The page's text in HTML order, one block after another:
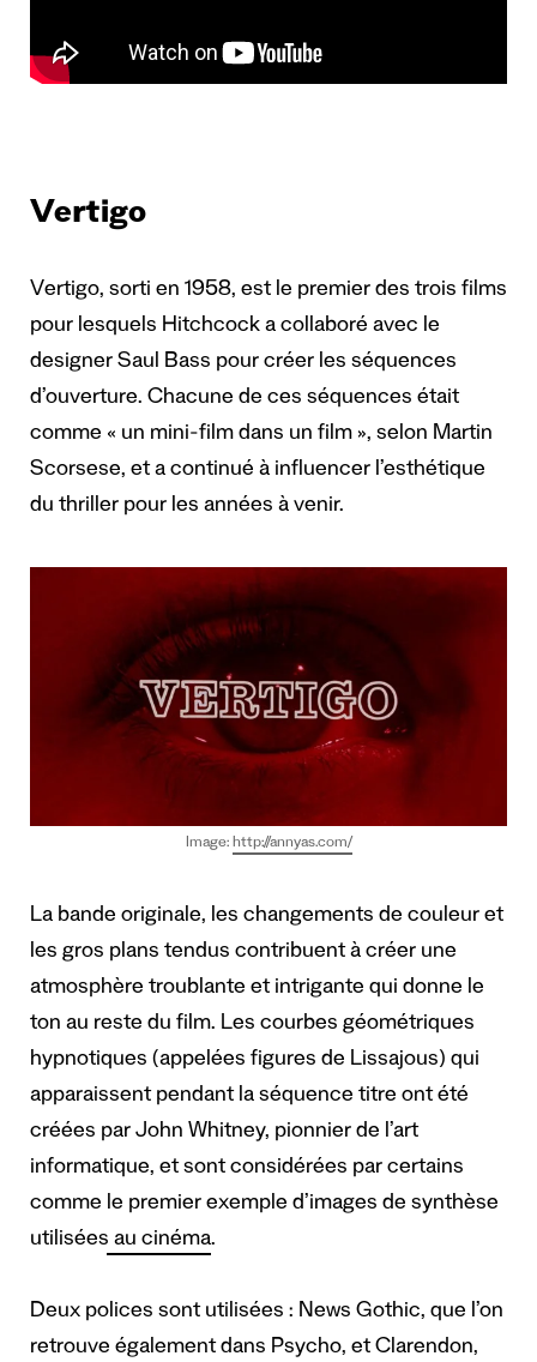
Vertigo
Vertigo, sorti en 1958, est le premier des trois films
pour lesquels Hitchcock a collaboré avec le
designer Saul Bass pour créer les séquences
d’ouverture. Chacune de ces séquences était
comme « un mini-film dans un film », selon Martin
Scorsese, et a continué à influencer l’esthétique
du thriller pour les années à venir.
Image: http://annyas.com/
La bande originale, les changements de couleur et
les gros plans tendus contribuent à créer une
atmosphère troublante et intrigante qui donne le
ton au reste du film. Les courbes géométriques
hypnotiques (appelées figures de Lissajous) qui
apparaissent pendant la séquence titre ont été
créées par John Whitney, pionnier de l’art
informatique, et sont considérées par certains
comme le premier exemple d’images de synthèse
utilisées au cinéma.
Deux polices sont utilisées : News Gothic, que l’on
retrouve également dans Psycho, et Clarendon,